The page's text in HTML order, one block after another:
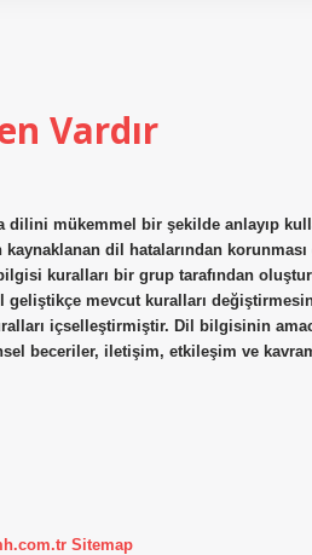
Vardır
dilini mükemmel bir şekilde anlayıp
dil hatalarından
kuralları bir grup tarafından
geliştikçe mevcut kuralları
içselleştirmiştir. Dil bilgisinin
beceriler, iletişim, etkileşim ve
Sitemap